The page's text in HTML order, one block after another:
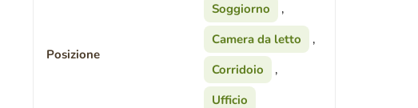
Posizione
Soggiorno
,
Camera da letto
,
Corridoio
,
Ufficio